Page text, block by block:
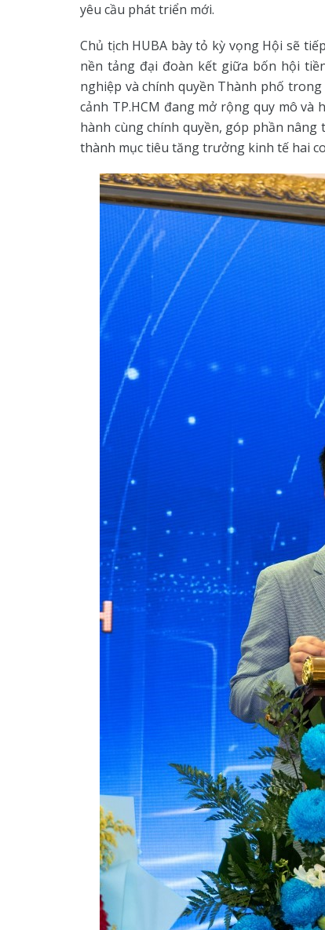
yêu cầu phát triển mới.
Chủ tịch HUBA bày tỏ kỳ vọng Hội sẽ
nền tảng đại đoàn kết giữa bốn hội
nghiệp và chính quyền Thành phố
cảnh TP.HCM đang mở rộng quy mô
hành cùng chính quyền, góp phần
thành mục tiêu tăng trưởng kinh tế hai